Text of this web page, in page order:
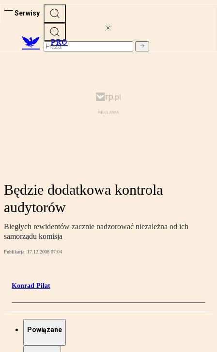
Serwisy
PRO
Będzie dodatkowa kontrola
audytorów
Biegłych rewidentów zacznie nadzorować niezależna od ich
samorządu komisja
Publikacja: 17.12.2008 07:04
Konrad Piłat
Powiązane